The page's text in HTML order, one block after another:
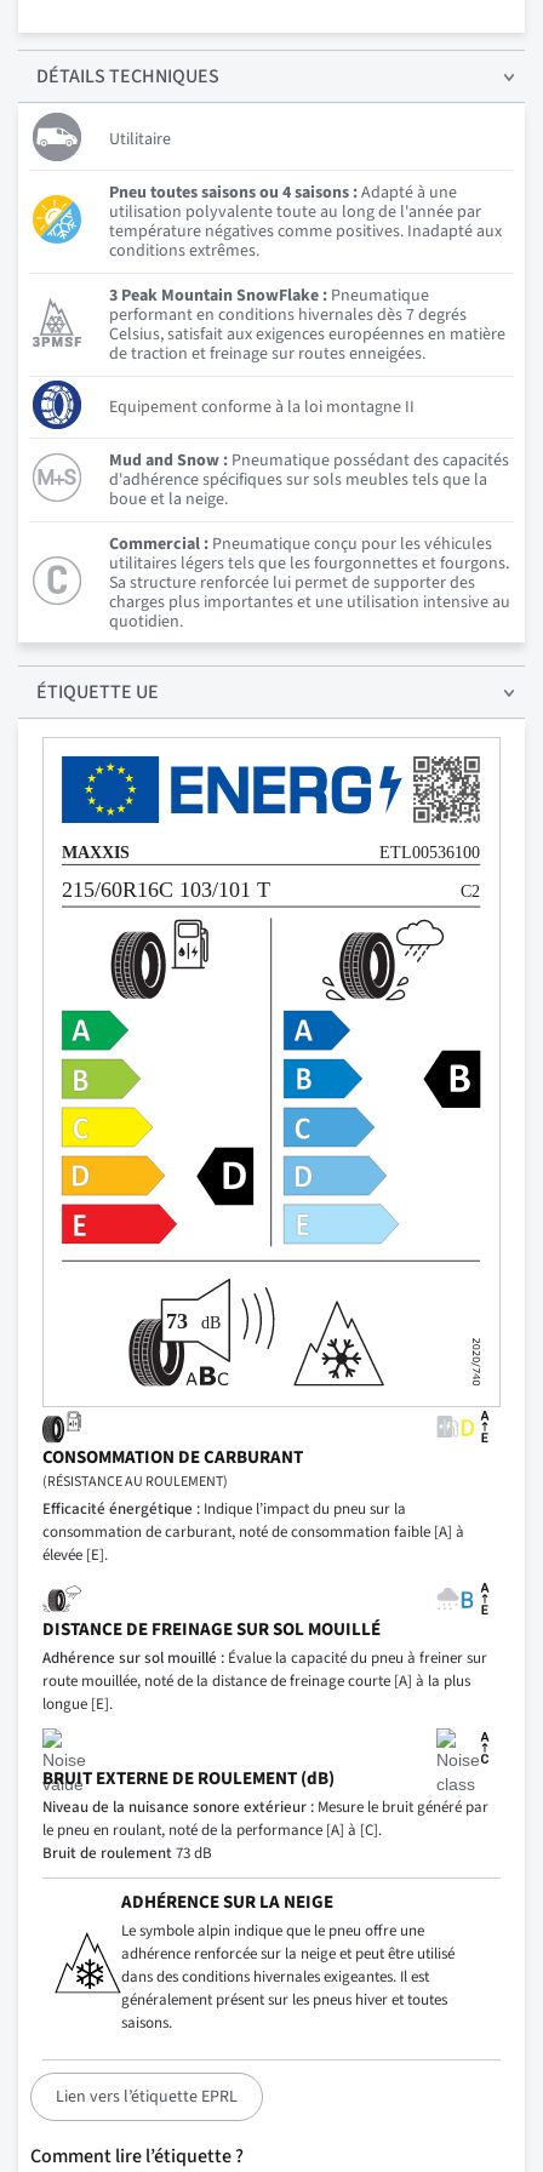
DÉTAILSTECHNIQUES
Utilitaire
Pneu toutes saisons ou 4 saisons :Adapté à une
utilisation polyvalente toute au long de l'année par
température négatives comme positives. Inadapté aux
conditions extrêmes.
3 Peak Mountain SnowFlake : Pneumatique
performant en conditions hivernales dès 7 degrés
Celsius, satisfait aux exigences européennes en matière
de traction et freinage sur routes enneigées.
Equipement conforme à la loi montagne II
Mud and Snow : Pneumatique possédant des capacités
d'adhérence spécifiques sur sols meubles tels que la
boue et la neige.
Commercial : Pneumatique conçu pour les véhicules
utilitaires légers tels que les fourgonnettes et fourgons.
Sa structure renforcée lui permet de supporter des
charges plus importantes et une utilisation intensive au
quotidien.
ÉTIQUETTE UE
CONSOMMATION DE CARBURANT
(RÉSISTANCE AU ROULEMENT)
Efficacité énergétique : Indique l’impact du pneu sur la
consommation de carburant, noté de consommation faible [A] à
élevée [E].
DISTANCE DE FREINAGE SUR SOL MOUILLÉ
Adhérence sur sol mouillé : Évalue la capacité du pneu à freiner sur
route mouillée, noté de la distance de freinage courte [A] à la plus
longue [E].
BRUIT EXTERNE DE ROULEMENT (dB)
Niveau de la nuisance sonore extérieur : Mesure le bruit généré par
le pneu en roulant, noté de la performance [A] à [C].
Bruit de roulement73 dB
ADHÉRENCE SUR LA NEIGE
Le symbole alpin indique que le pneu offre une
adhérence renforcée sur la neige et peut être utilisé
dans des conditions hivernales exigeantes. Il est
généralement présent sur les pneus hiver et toutes
saisons.
Lien vers l’étiquette EPRL
Comment lire l’étiquette ?